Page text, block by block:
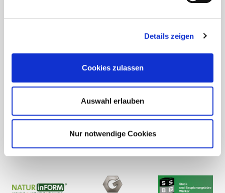
Details zeigen
Cookies zulassen
Auswahl erlauben
Nur notwendige Cookies